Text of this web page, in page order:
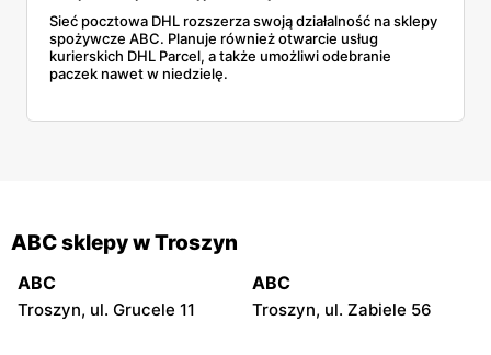
Sieć pocztowa DHL rozszerza swoją działalność na sklepy
spożywcze ABC. Planuje również otwarcie usług
kurierskich DHL Parcel, a także umożliwi odebranie
paczek nawet w niedzielę.
ABC sklepy w Troszyn
ABC
Troszyn, ul. Grucele 11
ABC
Troszyn, ul. Zabiele 56